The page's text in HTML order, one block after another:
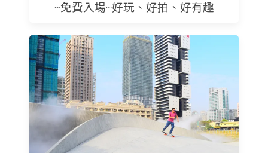
~免費入場~好玩、好拍、好有趣